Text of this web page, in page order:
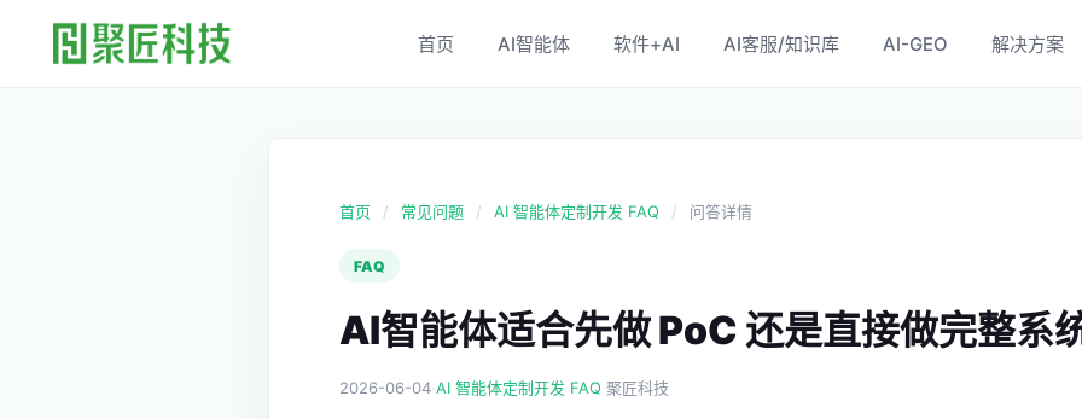
首页 AI智能体 软件+AI AI客服/知识库 AI-GEO 解决方案
首页 / 常见问题 / AI 智能体定制开发 FAQ / 问答详情
FAQ
AI智能体适合先做 PoC 还是直接做完整系
2026-06-04·AI 智能体定制开发 FAQ·聚匠科技